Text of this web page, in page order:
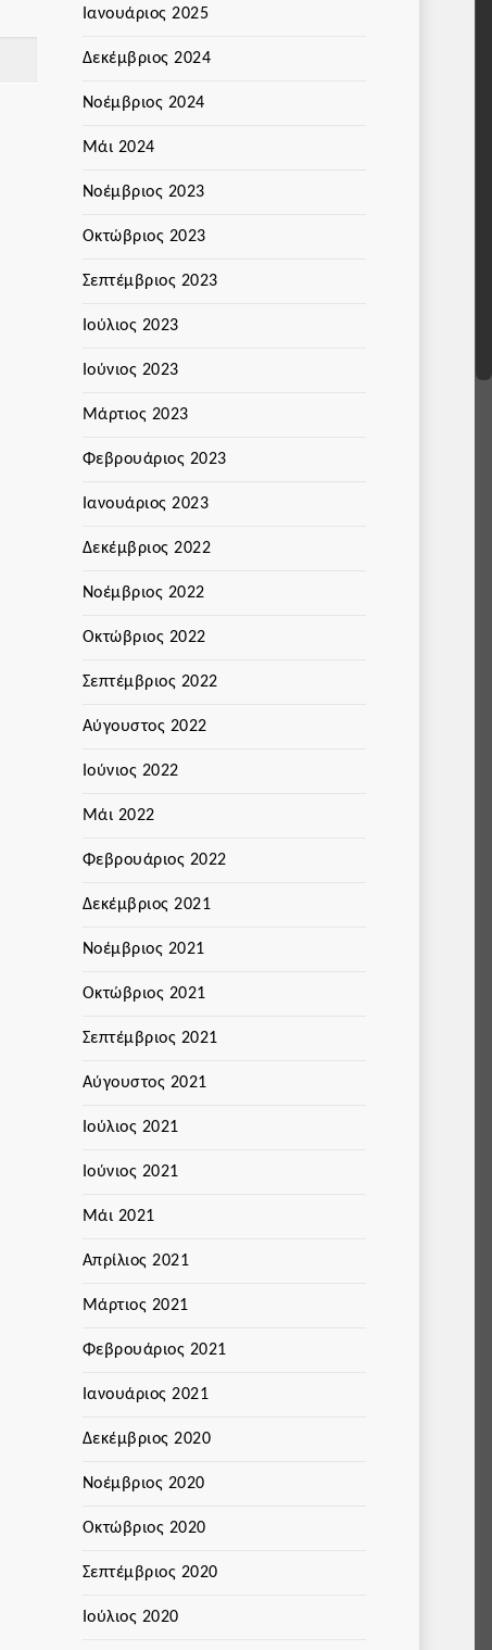
Ιανουάριος 2025
Δεκέμβριος 2024
Νοέμβριος 2024
Μάι 2024
Νοέμβριος 2023
Οκτώβριος 2023
Σεπτέμβριος 2023
Ιούλιος 2023
Ιούνιος 2023
Μάρτιος 2023
Φεβρουάριος 2023
Ιανουάριος 2023
Δεκέμβριος 2022
Νοέμβριος 2022
Οκτώβριος 2022
Σεπτέμβριος 2022
Αύγουστος 2022
Ιούνιος 2022
Μάι 2022
Φεβρουάριος 2022
Δεκέμβριος 2021
Νοέμβριος 2021
Οκτώβριος 2021
Σεπτέμβριος 2021
Αύγουστος 2021
Ιούλιος 2021
Ιούνιος 2021
Μάι 2021
Απρίλιος 2021
Μάρτιος 2021
Φεβρουάριος 2021
Ιανουάριος 2021
Δεκέμβριος 2020
Νοέμβριος 2020
Οκτώβριος 2020
Σεπτέμβριος 2020
Ιούλιος 2020